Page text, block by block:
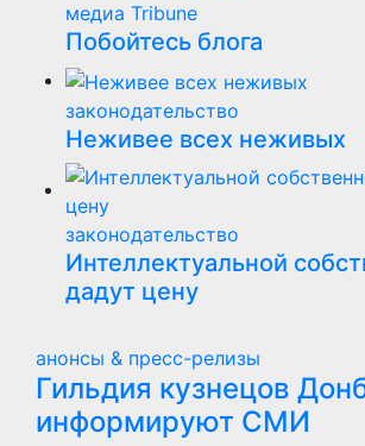
медиа Tribune
Побойтесь блога
законодательство
Неживее всех неживых
законодательство
Интеллектуальной
дадут цену
анонсы & пресс-релизы
Гильдия кузнецов
информируют СМИ